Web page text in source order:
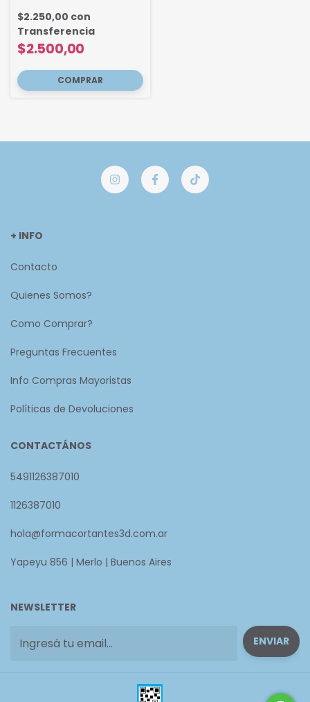
$2.500,00
$2.250,00 con
Transferencia
+ INFO
Contacto
Quienes Somos?
Como Comprar?
Preguntas Frecuentes
Info Compras Mayoristas
Políticas de Devoluciones
CONTACTÁNOS
5491126387010
1126387010
hola@formacortantes3d.com.ar
Yapeyu 856 | Merlo | Buenos Aires
NEWSLETTER